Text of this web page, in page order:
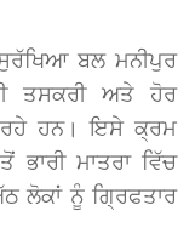
ਬਲ ਮਨੀਪੁਰ
ਤਸਕਰੀ ਅਤੇ ਹੋਰ
ਰਹੇ ਹਨ। ਇਸੇ ਕ੍ਰਮ
ਮਾਤਰਾ ਵਿੱਚ
ਲੋਕਾਂ ਨੂੰ ਗ੍ਰਿਫਤਾਰ